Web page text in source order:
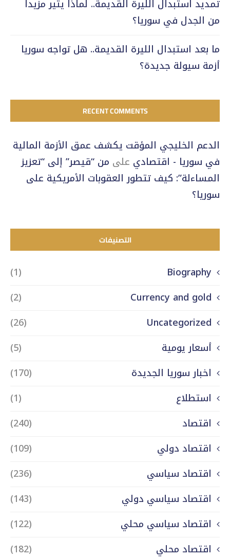
تمديد استبدال الليرة القديمة.. لماذا يثير مزيداً
من الجدل في سوريا؟
ما بعد استبدال الليرة القديمة.. هل تواجه سوريا
أزمة سيولة جديدة؟
RECENT COMMENTS
الدعم الخليجي المؤقت يكشف عمق الأزمة المالية
في سوريا - اقتصادي على من “قيصر” إلى “تعزيز
المساءلة”: كيف تتطور العقوبات الأمريكية على
سوريا؟
التصنيفات
Biography
(1)
Currency and gold
(2)
Uncategorized
(26)
أسعار يومية
(5)
اخبار سوريا الجديدة
(170)
استطلاع
(1)
اقتصاد
(240)
اقتصاد دولي
(109)
اقتصاد سياسي
(236)
اقتصاد سياسي دولي
(143)
اقتصاد سياسي محلي
(122)
اقتصاد محلي
(182)